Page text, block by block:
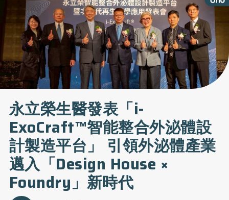
永立榮生醫發表「i-
ExoCraft™智能整合外泌體設
計製造平台」 引領外泌體產業
邁入「Design House ×
Foundry」新時代